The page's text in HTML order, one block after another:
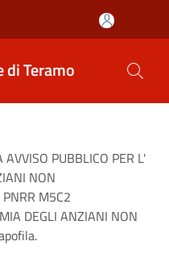
di Teramo
PUBBLICO PER L'
NON
PNRR M5C2
DEGLI ANZIANI NON